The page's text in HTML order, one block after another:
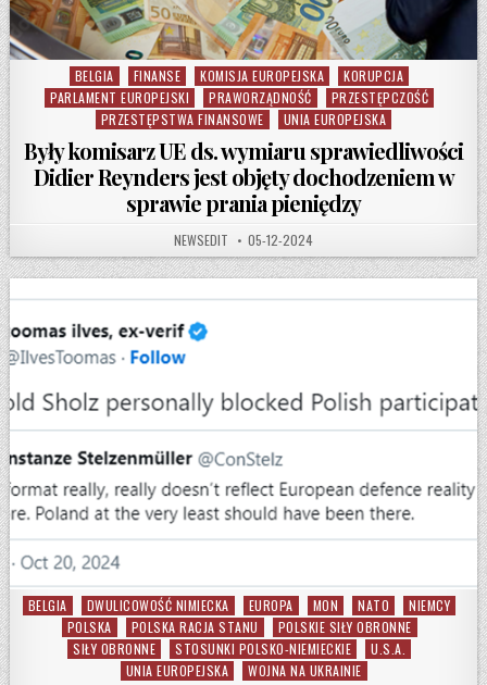
Posted in
BELGIA FINANSE KOMISJA EUROPEJSKA
KORUPCJA
PARLAMENT EUROPEJSKI
PRAWORZĄDNOŚĆ
PRZESTĘPCZOŚĆ
PRZESTĘPSTWA FINANSOWE
UNIA EUROPEJSKA
Były komisarz UE ds. wymiaru sprawiedliwości
Didier Reynders jest objęty dochodzeniem w
sprawie prania pieniędzy
AUTHOR:
NEWSEDIT PUBLISHED DATE:
05-12-2024
Posted in
BELGIA DWULICOWOŚĆ NIMIECKA EUROPA MON NATO
NIEMCY
POLSKA
POLSKA RACJA STANU
POLSKIE SIŁY OBRONNE
SIŁY OBRONNE
STOSUNKI POLSKO-NIEMIECKIE
U.S.A.
UNIA EUROPEJSKA
WOJNA NA UKRAINIE